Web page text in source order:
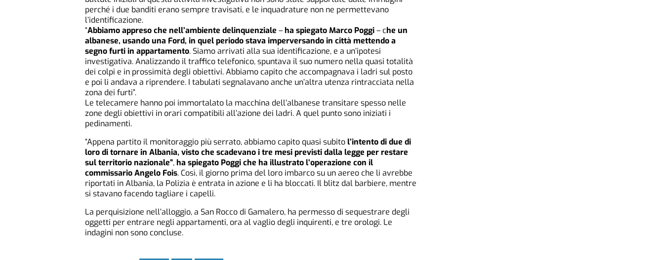
perché i due banditi erano sempre travisati, e le inquadrature non ne permettevano
l’identificazione.
“Abbiamo appreso che nell’ambiente delinquenziale –ha spiegato Marco Poggi– che un
albanese, usando una Ford, in quel periodo stava imperversando in città mettendo a
segno furti in appartamento. Siamo arrivati alla sua identificazione, e a un’ipotesi
investigativa. Analizzando il traffico telefonico, spuntava il suo numero nella quasi totalità
dei colpi e in prossimità degli obiettivi. Abbiamo capito che accompagnava i ladri sul posto
e poi li andava a riprendere. I tabulati segnalavano anche un’altra utenza rintracciata nella
zona dei furti”.
Le telecamere hanno poi immortalato la macchina dell’albanese transitare spesso nelle
zone degli obiettivi in orari compatibili all’azione dei ladri. A quel punto sono iniziati i
pedinamenti.
“Appena partito il monitoraggio più serrato, abbiamo capito quasi subitol’intento di due di
loro di tornare in Albania, visto che scadevano i tre mesi previsti dalla legge per restare
sul territorio nazionale”,ha spiegato Poggi che ha illustrato l’operazione con il
commissario Angelo Fois. Così, il giorno prima del loro imbarco su un aereo che li avrebbe
riportati in Albania, la Polizia è entrata in azione e li ha bloccati. Il blitz dal barbiere, mentre
si stavano facendo tagliare i capelli.
La perquisizione nell’alloggio, a San Rocco di Gamalero, ha permesso di sequestrare degli
oggetti per entrare negli appartamenti, ora al vaglio degli inquirenti, e tre orologi. Le
indagini non sono concluse.